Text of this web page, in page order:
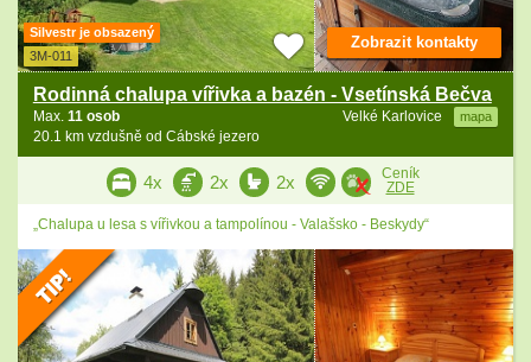
Silvestr je obsazený
3M-011
Rodinná chalupa vířivka a bazén - Vsetínská Bečva
Velké Karlovice mapa
Max. 11 osob
20.1 km vzdušně od Cábské jezero
Zobrazit kontakty
4x 2x 2x
Ceník
ZDE
„Chalupa u lesa s vířivkou a tampolínou - Valašsko - Beskydy“